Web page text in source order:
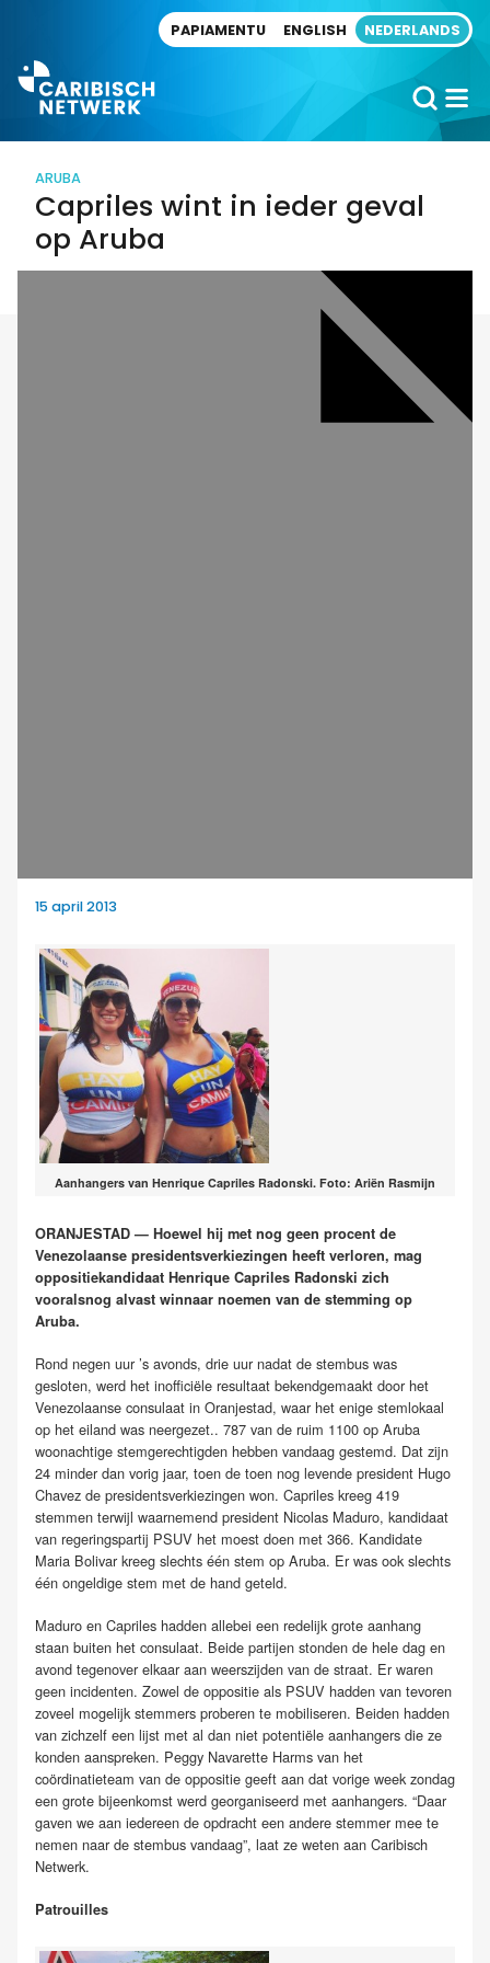
PAPIAMENTU ENGLISH NEDERLANDS
ARUBA
Capriles wint in ieder geval
op Aruba
15 april 2013
Aanhangers van Henrique Capriles Radonski. Foto: Ariën Rasmijn
ORANJESTAD — Hoewel hij met nog geen procent de
Venezolaanse presidentsverkiezingen heeft verloren, mag
oppositiekandidaat Henrique Capriles Radonski zich
vooralsnog alvast winnaar noemen van de stemming op
Aruba.
Rond negen uur ’s avonds, drie uur nadat de stembus was
gesloten, werd het inofficiële resultaat bekendgemaakt door het
Venezolaanse consulaat in Oranjestad, waar het enige stemlokaal
op het eiland was neergezet.. 787 van de ruim 1100 op Aruba
woonachtige stemgerechtigden hebben vandaag gestemd. Dat zijn
24 minder dan vorig jaar, toen de toen nog levende president Hugo
Chavez de presidentsverkiezingen won. Capriles kreeg 419
stemmen terwijl waarnemend president Nicolas Maduro, kandidaat
van regeringspartij PSUV het moest doen met 366. Kandidate
Maria Bolivar kreeg slechts één stem op Aruba. Er was ook slechts
één ongeldige stem met de hand geteld.
Maduro en Capriles hadden allebei een redelijk grote aanhang
staan buiten het consulaat. Beide partijen stonden de hele dag en
avond tegenover elkaar aan weerszijden van de straat. Er waren
geen incidenten. Zowel de oppositie als PSUV hadden van tevoren
zoveel mogelijk stemmers proberen te mobiliseren. Beiden hadden
van zichzelf een lijst met al dan niet potentiële aanhangers die ze
konden aanspreken. Peggy Navarette Harms van het
coördinatieteam van de oppositie geeft aan dat vorige week zondag
een grote bijeenkomst werd georganiseerd met aanhangers. “Daar
gaven we aan iedereen de opdracht een andere stemmer mee te
nemen naar de stembus vandaag”, laat ze weten aan Caribisch
Netwerk.
Patrouilles